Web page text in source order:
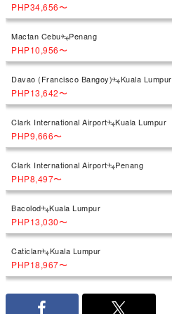
PHP34,656〜
Mactan Cebu Penang
PHP10,956〜
Davao (Francisco Bangoy) Kuala Lumpur
PHP13,642〜
Clark International Airport Kuala Lumpur
PHP9,666〜
Clark International Airport Penang
PHP8,497〜
Bacolod Kuala Lumpur
PHP13,030〜
Caticlan Kuala Lumpur
PHP18,967〜